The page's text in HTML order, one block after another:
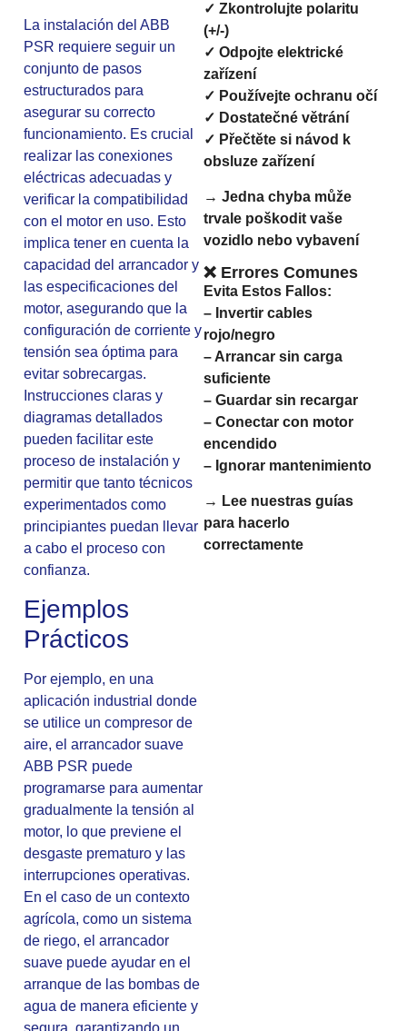
La instalación del ABB
PSR requiere seguir un
conjunto de pasos
estructurados para
asegurar su correcto
funcionamiento. Es crucial
realizar las conexiones
eléctricas adecuadas y
verificar la compatibilidad
con el motor en uso. Esto
implica tener en cuenta la
capacidad del arrancador y
las especificaciones del
motor, asegurando que la
configuración de corriente y
tensión sea óptima para
evitar sobrecargas.
Instrucciones claras y
diagramas detallados
pueden facilitar este
proceso de instalación y
permitir que tanto técnicos
experimentados como
principiantes puedan llevar
a cabo el proceso con
confianza.
Ejemplos
Prácticos
Por ejemplo, en una
aplicación industrial donde
se utilice un compresor de
aire, el arrancador suave
ABB PSR puede
programarse para aumentar
gradualmente la tensión al
motor, lo que previene el
desgaste prematuro y las
interrupciones operativas.
En el caso de un contexto
agrícola, como un sistema
de riego, el arrancador
suave puede ayudar en el
arranque de las bombas de
agua de manera eficiente y
✓ Zkontrolujte polaritu
(+/-)
✓ Odpojte elektrické
zařízení
✓ Používejte ochranu očí
✓ Dostatečné větrání
✓ Přečtěte si návod k
obsluze zařízení
→ Jedna chyba může
trvale poškodit vaše
vozidlo nebo vybavení
❌ Errores Comunes
Evita Estos Fallos:
– Invertir cables
rojo/negro
– Arrancar sin carga
suficiente
– Guardar sin recargar
– Conectar con motor
encendido
– Ignorar mantenimiento
→ Lee nuestras guías
para hacerlo
correctamente